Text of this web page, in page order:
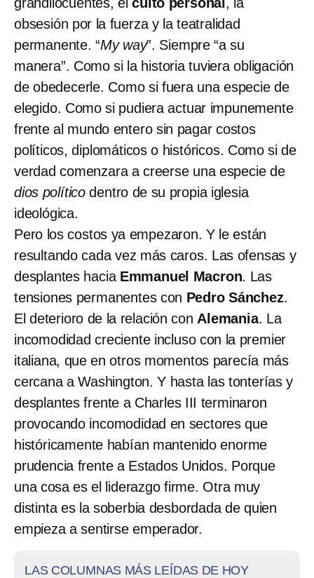
obsesión por la fuerza y la teatralidad
permanente. “My way”. Siempre “a su
manera”. Como si la historia tuviera obligación
de obedecerle. Como si fuera una especie de
elegido. Como si pudiera actuar impunemente
frente al mundo entero sin pagar costos
políticos, diplomáticos o históricos. Como si de
verdad comenzara a creerse una especie de
dios político dentro de su propia iglesia
ideológica.
Pero los costos ya empezaron. Y le están
resultando cada vez más caros. Las ofensas y
desplantes hacia Emmanuel Macron. Las
tensiones permanentes con Pedro Sánchez.
El deterioro de la relación con Alemania. La
incomodidad creciente incluso con la premier
italiana, que en otros momentos parecía más
cercana a Washington. Y hasta las tonterías y
desplantes frente a Charles III terminaron
provocando incomodidad en sectores que
históricamente habían mantenido enorme
prudencia frente a Estados Unidos. Porque
una cosa es el liderazgo firme. Otra muy
distinta es la soberbia desbordada de quien
empieza a sentirse emperador.
LAS COLUMNAS MÁS LEÍDAS DE HOY